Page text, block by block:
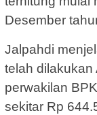
Desember
Jalpahdi
telah dilakukan
perwakilan
sekitar Rp